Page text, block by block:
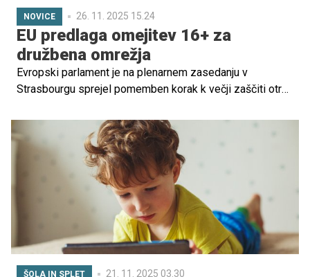
NOVICE 26. 11. 2025 15.24
EU predlaga omejitev 16+ za
družbena omrežja
Evropski parlament je na plenarnem zasedanju v
Strasbourgu sprejel pomemben korak k večji zaščiti otrok
86 vzdržanimi so poslanci potrdili poročilo, v katerem
pozivajo k celovitim ukrepom na ravni EU za omejevanje
tveganj, ki jih prinašajo družbena omrežja, digitalne
platforme in orodja generativne umetne inteligence.
ŠOLA IN SPLET 21. 11. 2025 03.30